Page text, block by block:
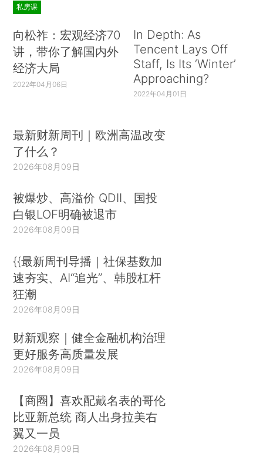
私房课
向松祚：宏观经济70
讲，带你了解国内外
经济大局
2022年04月06日
In Depth: As
Tencent Lays Off
Staff, Is Its ‘Winter’
Approaching?
2022年04月01日
最新财新周刊｜欧洲高温改变
了什么？
2026年08月09日
被爆炒、高溢价 QDII、国投
白银LOF明确被退市
2026年08月09日
{{最新周刊导播｜社保基数加
速夯实、AI“追光”、韩股杠杆
狂潮
2026年08月09日
财新观察｜健全金融机构治理
更好服务高质量发展
2026年08月09日
【商圈】喜欢配戴名表的哥伦
比亚新总统 商人出身拉美右
翼又一员
2026年08月09日